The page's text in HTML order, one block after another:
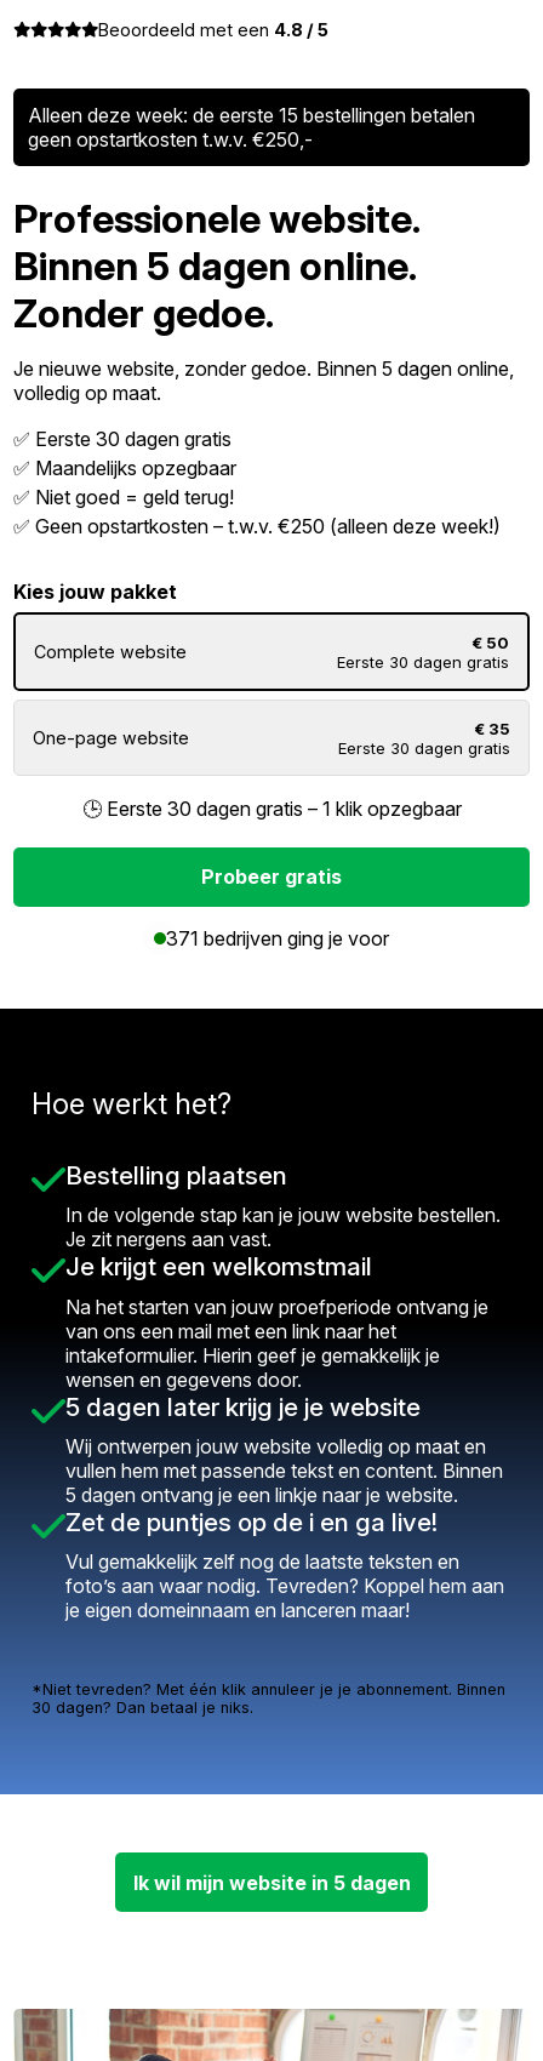
Beoordeeld met een 4.8 / 5
Alleen deze week: de eerste 15 bestellingen betalen
geen opstartkosten t.w.v. €250,-
Professionele website.
Binnen 5 dagen online.
Zonder gedoe.
Je nieuwe website, zonder gedoe. Binnen 5 dagen online,
volledig op maat.
✅ Eerste 30 dagen gratis
✅ Maandelijks opzegbaar
✅ Niet goed = geld terug!
✅ Geen opstartkosten – t.w.v. €250 (alleen deze week!)
Kies jouw pakket
Complete website
€ 50
Eerste 30 dagen gratis
One-page website
€ 35
Eerste 30 dagen gratis
🕒 Eerste 30 dagen gratis – 1 klik opzegbaar
Probeer gratis
371 bedrijven ging je voor
Hoe werkt het?
Bestelling plaatsen
In de volgende stap kan je jouw website bestellen.
Je zit nergens aan vast.
Je krijgt een welkomstmail
Na het starten van jouw proefperiode ontvang je
van ons een mail met een link naar het
intakeformulier. Hierin geef je gemakkelijk je
wensen en gegevens door.
5 dagen later krijg je je website
Wij ontwerpen jouw website volledig op maat en
vullen hem met passende tekst en content. Binnen
5 dagen ontvang je een linkje naar je website.
Zet de puntjes op de i en ga live!
Vul gemakkelijk zelf nog de laatste teksten en
foto’s aan waar nodig. Tevreden? Koppel hem aan
je eigen domeinnaam en lanceren maar!
*Niet tevreden? Met één klik annuleer je je abonnement. Binnen
30 dagen? Dan betaal je niks.
Ik wil mijn website in 5 dagen